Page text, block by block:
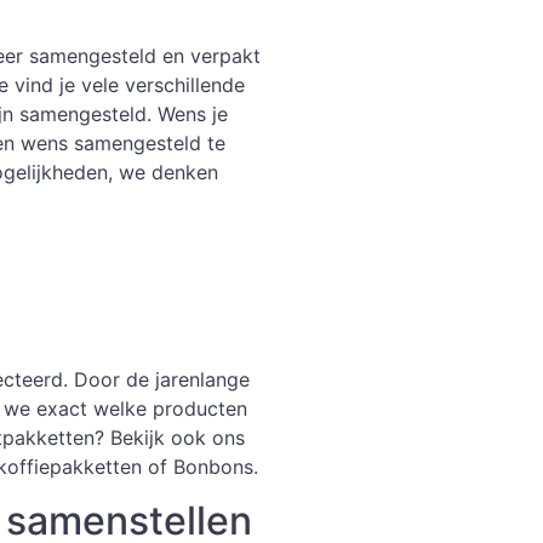
samengesteld en verpakt
vind je vele verschillende
samengesteld. Wens je
wens samengesteld te
we denken
Door de jarenlange
exact welke producten
Bekijk ook ons
of Bonbons.